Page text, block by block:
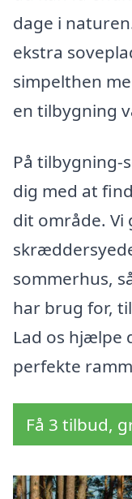
dage i
ekstra
simpelthen
en tilbygning
På
dig med at
dit område.
sommerhus,
har brug for,
Lad os hjælpe
perfekte
Få 3 tilbud,